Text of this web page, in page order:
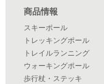
商品情報
スキーポール
トレッキングポール
トレイルランニング
ウォーキングポール
歩行杖・ステッキ